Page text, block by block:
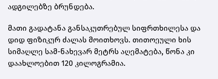
ადგილებზე ბრუნდება.
მათი გადატანა განსაკუთრებულ სიფრთხილესა და
დიდ ფიზიკურ ძალას მოითხოვს. თითოეული ხის
სიმაღლე სამ-ნახევარ მეტრს აღემატება, წონა კი
დაახლოებით 120 კილოგრამია.